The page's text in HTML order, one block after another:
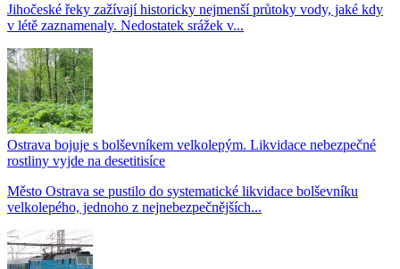
Jihočeské řeky zažívají historicky nejmenší průtoky vody, jaké kdy
v létě zaznamenaly. Nedostatek srážek v...
Ostrava bojuje s bolševníkem velkolepým. Likvidace nebezpečné
rostliny vyjde na desetitisíce
Město Ostrava se pustilo do systematické likvidace bolševníku
velkolepého, jednoho z nejnebezpečnějších...